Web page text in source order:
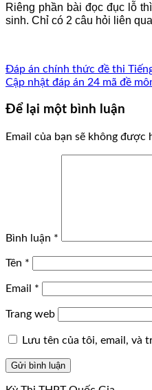
Riêng phần bài đọc đục lỗ
sinh. Chỉ có 2 câu hỏi liên
Đáp án chính thức đề thi
Cập nhật đáp án 24 mã đề
Để lại một bình luận
Email của bạn sẽ không được
Bình luận *
Tên *
Email *
Trang web
Lưu tên của tôi, email, và